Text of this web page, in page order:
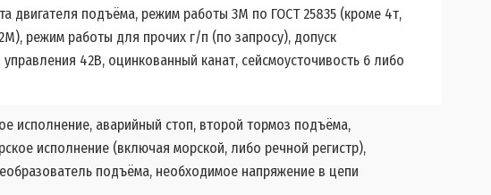
двигателя подъёма, режим работы 3М по ГОСТ 25835 (кроме 4т,
2М), режим работы для прочих г/п (по запросу), допуск
42В, оцинкованный канат, сейсмоусточивость 6 либо
исполнение, аварийный стоп, второй тормоз подъёма,
исполнение (включая морской, либо речной регистр),
подъёма, необходимое напряжение в цепи